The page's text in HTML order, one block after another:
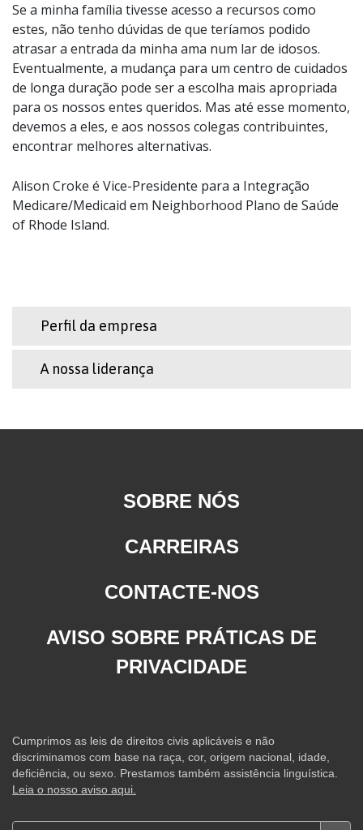
Se a minha família tivesse acesso a recursos como
estes, não tenho dúvidas de que teríamos podido
atrasar a entrada da minha ama num lar de idosos.
Eventualmente, a mudança para um centro de cuidados
de longa duração pode ser a escolha mais apropriada
para os nossos entes queridos. Mas até esse momento,
devemos a eles, e aos nossos colegas contribuintes,
encontrar melhores alternativas.
Alison Croke é Vice-Presidente para a Integração
Medicare/Medicaid em Neighborhood Plano de Saúde
of Rhode Island.
Perfil da empresa
A nossa liderança
SOBRE NÓS
CARREIRAS
CONTACTE-NOS
AVISO SOBRE PRÁTICAS DE
PRIVACIDADE
Cumprimos as leis de direitos civis aplicáveis e não
discriminamos com base na raça, cor, origem nacional, idade,
deficiência, ou sexo. Prestamos também assistência linguística.
Leia o nosso aviso aqui.